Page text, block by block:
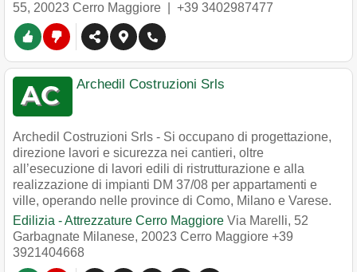
55, 20023 Cerro Maggiore +39 3402987477
Archedil Costruzioni Srls
Archedil Costruzioni Srls - Si occupano di progettazione,
direzione lavori e sicurezza nei cantieri, oltre
all’esecuzione di lavori edili di ristrutturazione e alla
realizzazione di impianti DM 37/08 per appartamenti e
ville, operando nelle province di Como, Milano e Varese.
Edilizia - Attrezzature Cerro Maggiore Via Marelli, 52
Garbagnate Milanese, 20023 Cerro Maggiore +39
3921404668